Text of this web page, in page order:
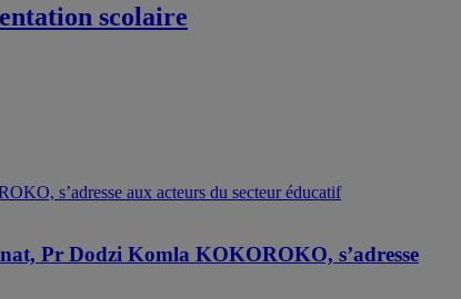
scolaire
Pr Dodzi Komla KOKOROKO, s’adresse